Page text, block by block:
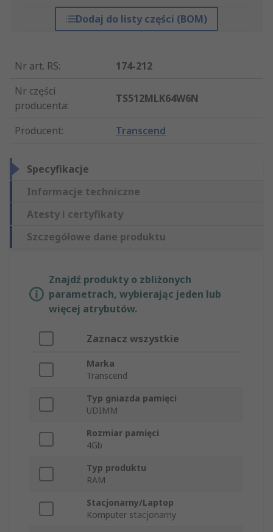
Dodaj do listy części (BOM)
Nr art. RS:
174-212
Nr części
producenta:
TS512MLK64W6N
Producent: Transcend
Specyfikacje
Informacje techniczne
Atesty i certyfikaty
Szczegółowe dane produktu
Znajdź produkty o zbliżonych
parametrach, wybierając jeden lub
więcej atrybutów.
Zaznacz wszystkie
Marka
Transcend
Typ gniazda pamięci
UDIMM
Rozmiar pamięci
4Gb
Typ produktu
RAM
Stacjonarny/Laptop
Komputer stacjonarny